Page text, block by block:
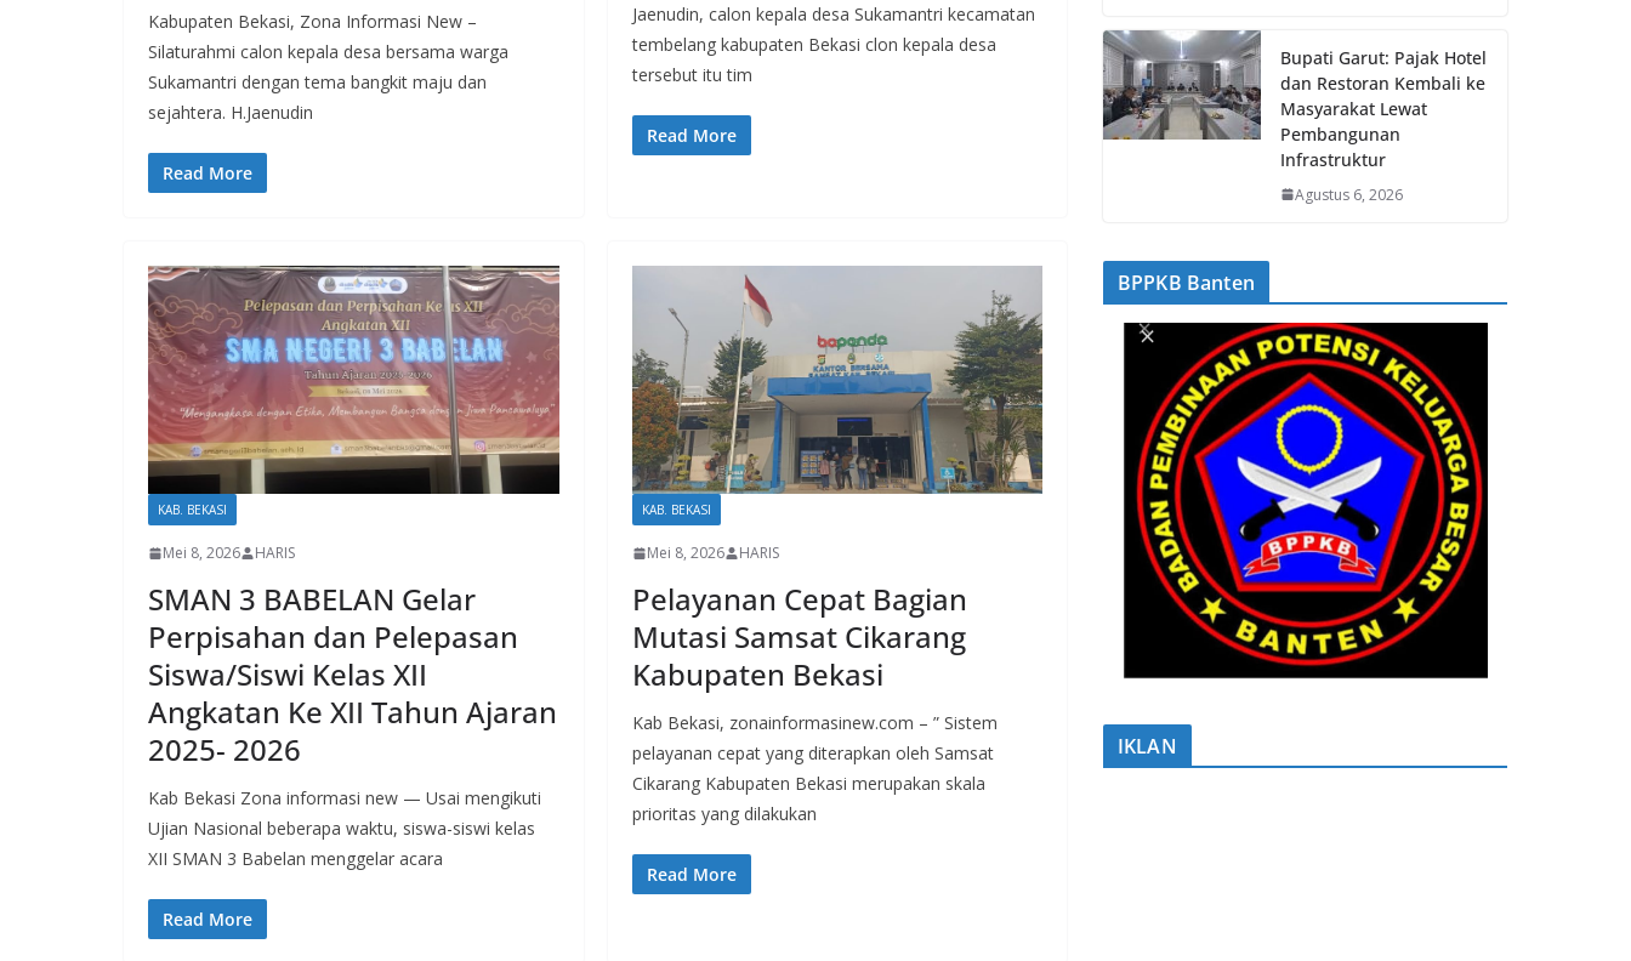
Kabupaten Bekasi, Zona Informasi New –
Silaturahmi calon kepala desa bersama warga
Sukamantri dengan tema bangkit maju dan
sejahtera. H.Jaenudin
Read More
Jaenudin, calon kepala desa Sukamantri kecamatan
tembelang kabupaten Bekasi clon kepala desa
tersebut itu tim
Read More
KAB. BEKASI
Mei 8, 2026 HARIS
SMAN 3 BABELAN Gelar
Perpisahan dan Pelepasan
Siswa/Siswi Kelas XII
Angkatan Ke XII Tahun Ajaran
2025- 2026
Kab Bekasi Zona informasi new — Usai mengikuti
Ujian Nasional beberapa waktu, siswa-siswi kelas
XII SMAN 3 Babelan menggelar acara
Read More
KAB. BEKASI
Mei 8, 2026 HARIS
Pelayanan Cepat Bagian
Mutasi Samsat Cikarang
Kabupaten Bekasi
Kab Bekasi, zonainformasinew.com – ” Sistem
pelayanan cepat yang diterapkan oleh Samsat
Cikarang Kabupaten Bekasi merupakan skala
prioritas yang dilakukan
Read More
Bupati Garut: Pajak Hotel
dan Restoran Kembali ke
Masyarakat Lewat
Pembangunan
Infrastruktur
Agustus 6, 2026
BPPKB Banten
IKLAN